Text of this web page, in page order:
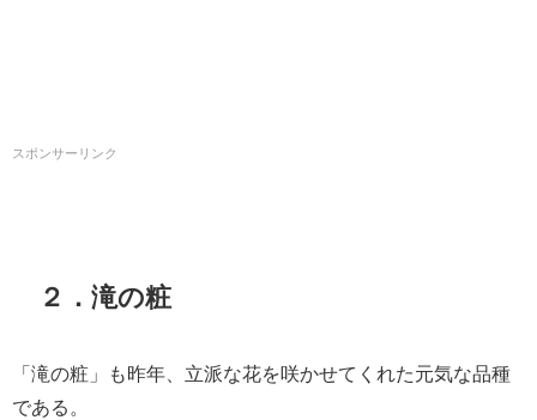
スポンサーリンク
２．滝の粧
「滝の粧」も昨年、立派な花を咲かせてくれた元気な品種
である。